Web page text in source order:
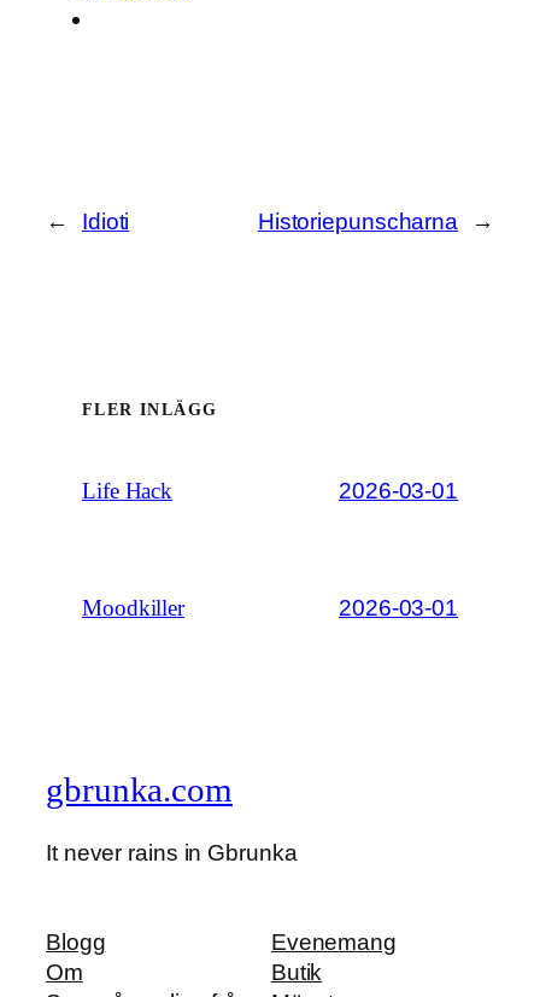
← Idioti Historiepunscharna →
FLER INLÄGG
Life Hack 2026-03-01
Moodkiller 2026-03-01
gbrunka.com
It never rains in Gbrunka
Blogg
Om
Evenemang
Butik